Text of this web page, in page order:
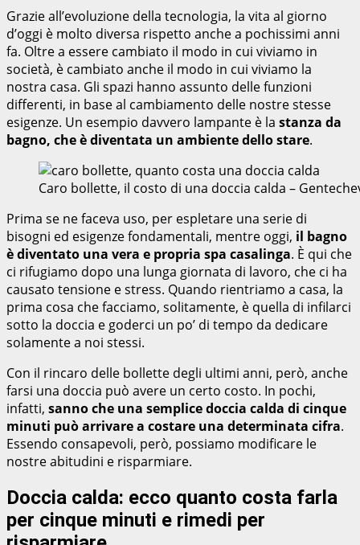
Grazie all’evoluzione della tecnologia, la vita al giorno
d’oggi è molto diversa rispetto anche a pochissimi anni
fa. Oltre a essere cambiato il modo in cui viviamo in
società, è cambiato anche il modo in cui viviamo la
nostra casa. Gli spazi hanno assunto delle funzioni
differenti, in base al cambiamento delle nostre stesse
esigenze. Un esempio davvero lampante è la stanza da
bagno, che è diventata un ambiente dello stare.
Caro bollette, il costo di una doccia calda –
Prima se ne faceva uso, per espletare una serie di
bisogni ed esigenze fondamentali, mentre oggi, il bagno
è diventato una vera e propria spa casalinga. È qui che
ci rifugiamo dopo una lunga giornata di lavoro, che ci ha
causato tensione e stress. Quando rientriamo a casa, la
prima cosa che facciamo, solitamente, è quella di infilarci
sotto la doccia e goderci un po’ di tempo da dedicare
solamente a noi stessi.
Con il rincaro delle bollette degli ultimi anni, però, anche
farsi una doccia può avere un certo costo. In pochi,
infatti, sanno che una semplice doccia calda di cinque
minuti può arrivare a costare una determinata cifra.
Essendo consapevoli, però, possiamo modificare le
nostre abitudini e risparmiare.
Doccia calda: ecco quanto costa farla
per cinque minuti e rimedi per